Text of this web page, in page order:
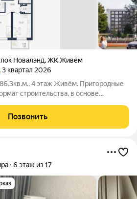
Новалэнд,ЖК Живём
, 3 квартал 2026
4 этаж Живём. Пригородные
строительства, в основе
планировки, небольшое
Позвонить
6 этаж из 17